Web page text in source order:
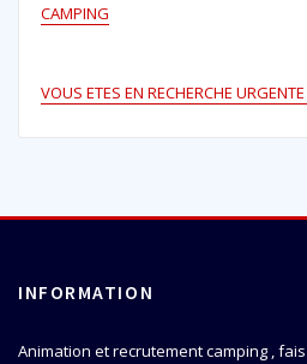
CAMPING
VOUS ETES EN RECHERCHE
INFORMATION
Animation et recrutement camping ,